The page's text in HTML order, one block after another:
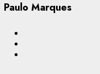
Paulo Marques